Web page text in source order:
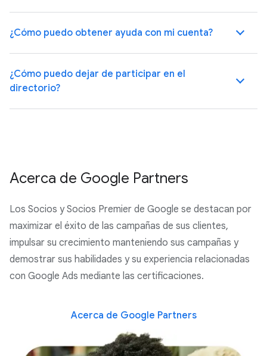
¿Cómo puedo obtener ayuda con mi cuenta?
¿Cómo puedo dejar de participar en el
directorio?
Acerca de Google Partners
Los Socios y Socios Premier de Google se destacan por
maximizar el éxito de las campañas de sus clientes,
impulsar su crecimiento manteniendo sus campañas y
demostrar sus habilidades y su experiencia relacionadas
con Google Ads mediante las certificaciones.
Acerca de Google Partners